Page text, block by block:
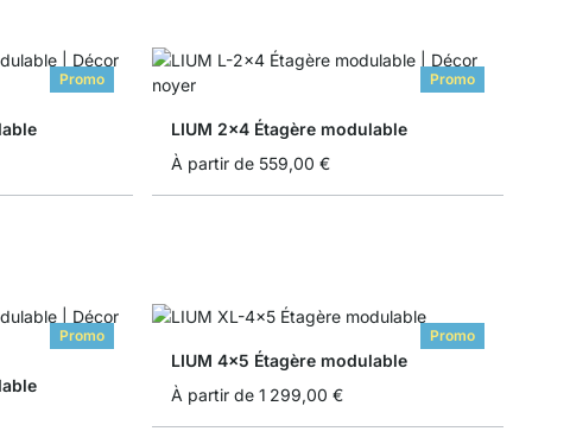
Promo Promo
LIUM 2x4 Étagère modulable
À partir de 559,00 €
Promo Promo
LIUM 4x5 Étagère modulable
À partir de 1 299,00 €